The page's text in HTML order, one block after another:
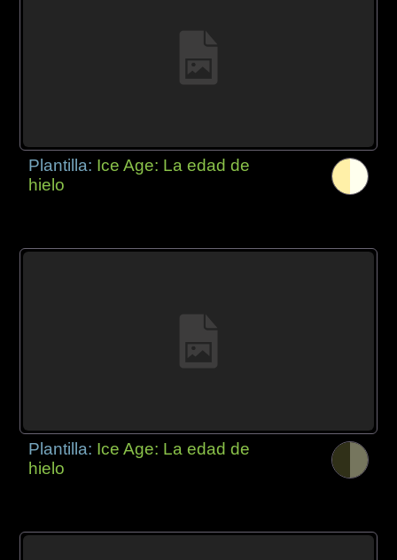
Plantilla: Ice Age: La edad de
hielo
Plantilla: Ice Age: La edad de
hielo